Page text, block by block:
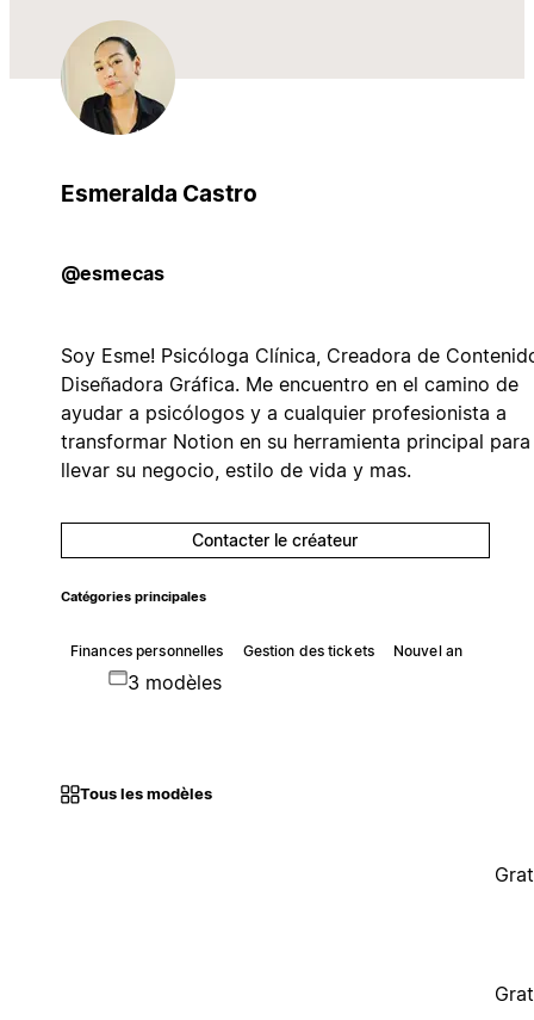
Esmeralda Castro
@esmecas
Soy Esme! Psicóloga Clínica, Creadora de
Diseñadora Gráfica. Me encuentro en el camino de
ayudar a psicólogos y a cualquier profesionista a
transformar Notion en su herramienta principal para
llevar su negocio, estilo de vida y mas.
Contacter le créateur
Catégories principales
Finances personnelles Gestion des tickets Nouvel an
3 modèles
Tous les modèles